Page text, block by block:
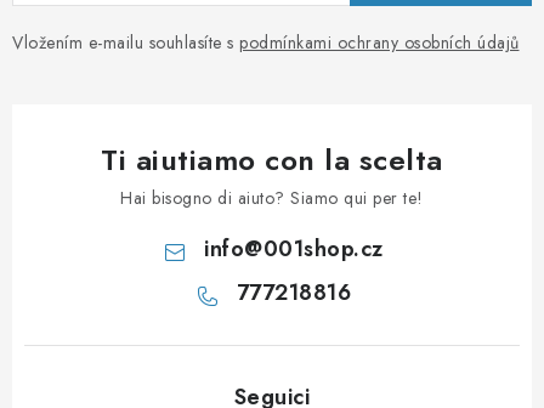
Vložením e-mailu souhlasíte s podmínkami ochrany osobních údajů
Ti aiutiamo con la scelta
Hai bisogno di aiuto? Siamo qui per te!
info@001shop.cz
777218816